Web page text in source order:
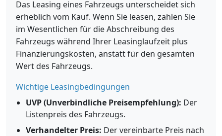
Das Leasing eines Fahrzeugs unterscheidet sich
erheblich vom Kauf. Wenn Sie leasen, zahlen Sie
im Wesentlichen für die Abschreibung des
Fahrzeugs während Ihrer Leasinglaufzeit plus
Finanzierungskosten, anstatt für den gesamten
Wert des Fahrzeugs.
Wichtige Leasingbedingungen
UVP (Unverbindliche Preisempfehlung): Der
Listenpreis des Fahrzeugs.
Verhandelter Preis: Der vereinbarte Preis nach